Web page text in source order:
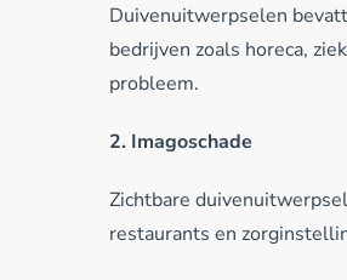
Duivenuitwerpselen
bedrijven zoals horeca,
probleem.
2. Imagoschade
Zichtbare
restaurants en